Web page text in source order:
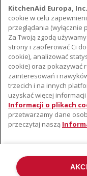
O KITCHENAID
Istota marki
Historia marki
Komunikaty prasowe
WSPARCIE
Gdzie kupić
Znajdź najbliższy serwis
KitchenAid Europa, Inc.
cookie w celu
przeglądania (wyłącznie
Za Twoją zgodą
strony i zaoferować Ci
cookie), analizować
cookie) oraz pokazywać
zainteresowań i
trzecich i na innych
uzyskać więcej
Informacji o plikach
przetwarzamy dane
przeczytaj naszą